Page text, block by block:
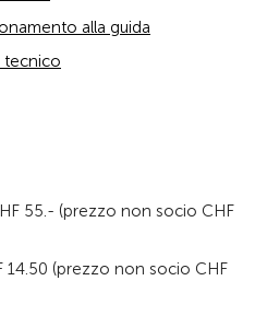
alla guida
tecnico
55.- (prezzo non socio CHF
14.50 (prezzo non socio CHF